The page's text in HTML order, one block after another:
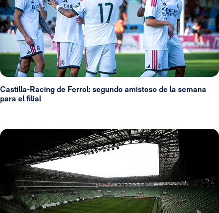
Castilla-Racing de Ferrol: segundo amistoso de la semana
para el filial